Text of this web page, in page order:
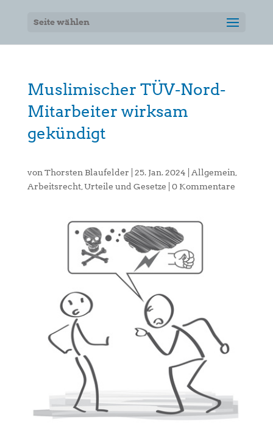
Seite wählen
Muslimischer TÜV-Nord-
Mitarbeiter wirksam
gekündigt
von Thorsten Blaufelder 25. Jan. 2024 Allgemein
Arbeitsrecht, Urteile und Gesetze 0 Kommentare